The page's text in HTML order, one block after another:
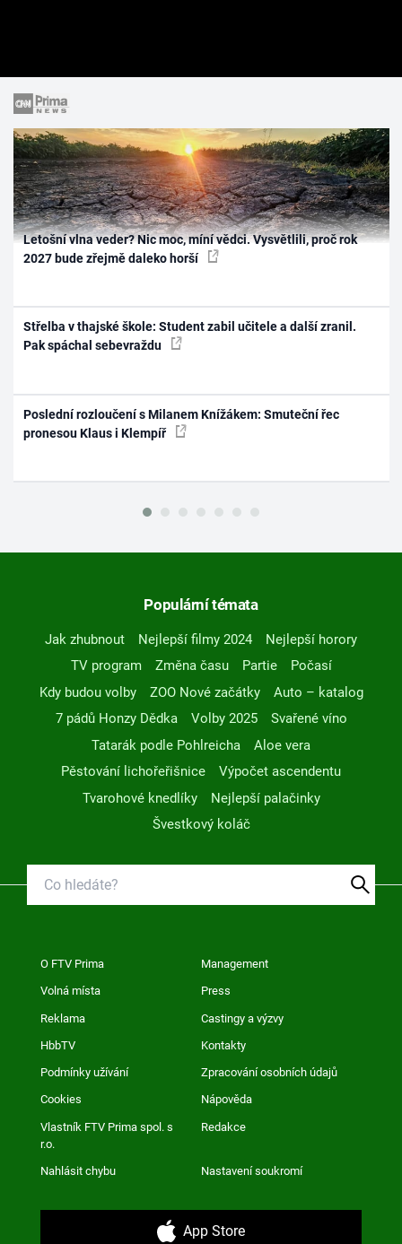
Letošní vlna veder? Nic moc, míní vědci. Vysvětlili, proč rok
2027 bude zřejmě daleko horší
Střelba v thajské škole: Student zabil učitele a další zranil.
Pak spáchal sebevraždu
Poslední rozloučení s Milanem Knížákem: Smuteční řec
pronesou Klaus i Klempíř
Populární témata
Jak zhubnout Nejlepší filmy 2024
Nejlepší horory
TV program
Změna času Partie
Počasí
Kdy budou volby
ZOO Nové začátky
Auto – katalog
7 pádů Honzy Dědka
Volby 2025
Svařené víno
Tatarák podle Pohlreicha
Aloe vera
Pěstování lichořeřišnice
Výpočet ascendentu
Tvarohové knedlíky
Nejlepší palačinky
Švestkový koláč
O FTV Prima Management
Volná místa Press
Reklama Castingy a výzvy
HbbTV Kontakty
Podmínky užívání Zpracování osobních údajů
Cookies Nápověda
Vlastník FTV Prima spol. s
r.o.
Redakce
Nahlásit chybu Nastavení soukromí
App Store